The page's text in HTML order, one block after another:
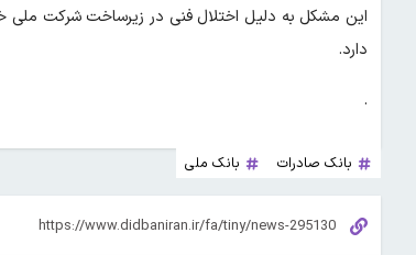
این مشکل به دلیل اختلال فنی در زیرساخت شرکت ملی
دارد.
.
بانک صادرات بانک ملی